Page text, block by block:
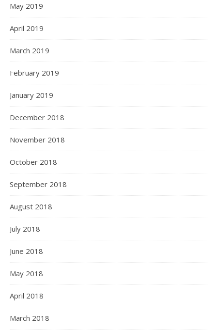
May 2019
April 2019
March 2019
February 2019
January 2019
December 2018
November 2018
October 2018
September 2018
August 2018
July 2018
June 2018
May 2018
April 2018
March 2018